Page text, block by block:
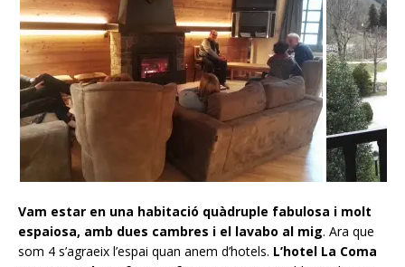
Vam estar en una habitació quàdruple fabulosa i molt
espaiosa, amb dues cambres i el lavabo al mig. Ara que
som 4 s’agraeix l’espai quan anem d’hotels. L’hotel La Coma